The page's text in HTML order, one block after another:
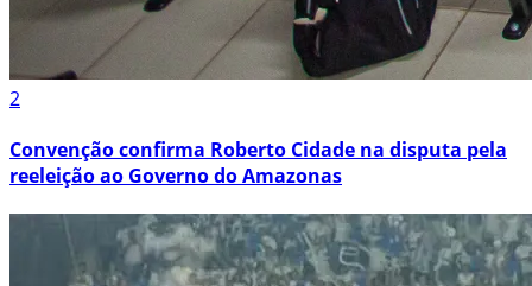
2
Convenção confirma Roberto Cidade na disputa pela
reeleição ao Governo do Amazonas